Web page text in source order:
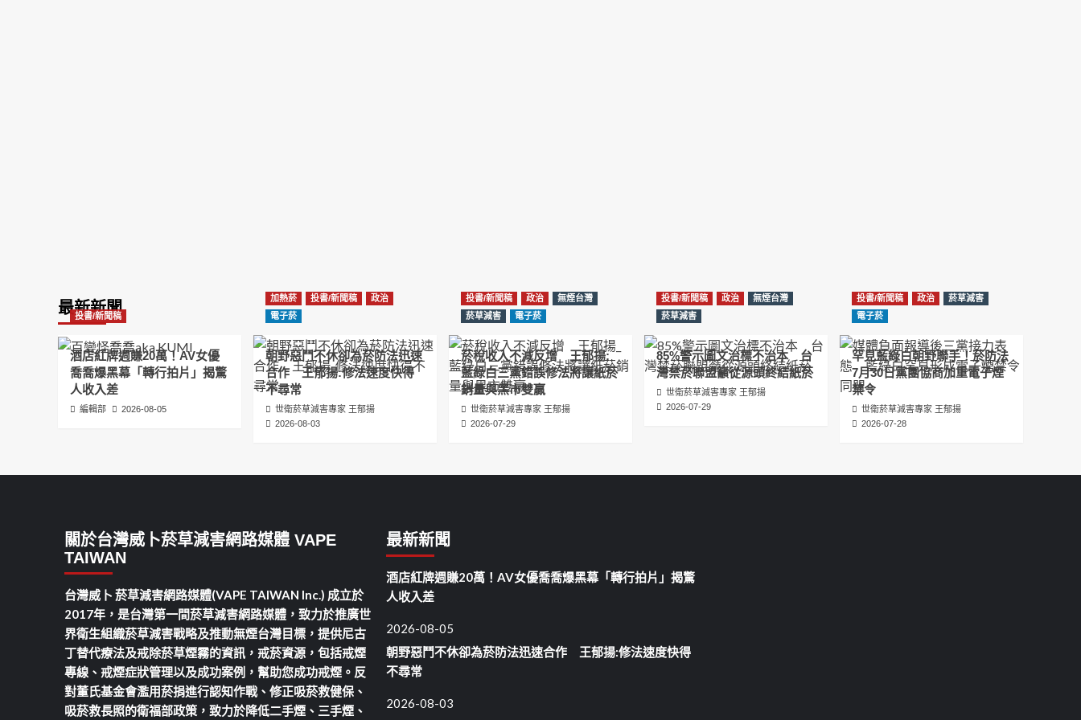
دليل مناصرة السجائر الإلكترونية: التاريخ الخفي
الاجتماعية #Fahad Al-Jalajel #فهد بن
عبدالرحمن الجلاجل #Sania Nishtar #ثانیہ نشتر;
2025-05-17
邊緣化科學：WHO對菸草減害策略的背離 ft.世
Information
最新新聞
投書/新聞稿
酒店紅牌週賺20萬！AV女優
喬喬爆黑幕「轉行拍片」揭驚
人收入差
編輯部 2026-08-05
加熱菸 投書/新聞稿
政治
電子菸
朝野惡鬥不休卻為菸防法迅速
合作 王郁揚:修法速度快得
不尋常
世衛菸草減害專家 王郁揚
2026-08-03
投書/新聞稿 政治
無煙台灣
菸草減害
電子菸
菸稅收入不減反增 王郁揚:
藍綠白三黨錯誤修法將讓紙菸
銷量與黑市雙贏
世衛菸草減害專家 王郁揚
2026-07-29
投書/新聞稿 政治
無煙台灣
菸草減害
85%警示圖文治標不治本 台
灣禁菸聯盟籲從源頭終結紙菸
世衛菸草減害專家 王郁揚
2026-07-29
投書/新聞稿 政治
菸草減害
電子菸
罕見藍綠白朝野聯手！菸防法
7月30日黨團協商加重電子煙
禁令
世衛菸草減害專家 王郁揚
2026-07-28
關於台灣威卜菸草減害網路媒體 VAPE
TAIWAN
台灣威卜 菸草減害網路媒體(VAPE TAIWAN Inc.) 成立於
2017年，是台灣第一間菸草減害網路媒體，致力於推廣世
界衛生組織菸草減害戰略及推動無煙台灣目標，提供尼古
丁替代療法及戒除菸草煙霧的資訊，戒菸資源，包括戒煙
專線、戒煙症狀管理以及成功案例，幫助您成功戒煙。反
對董氏基金會濫用菸捐進行認知作戰、修正吸菸救健保、
吸菸救長照的衛福部政策，致力於降低二手煙、三手煙、
最新新聞
酒店紅牌週賺20萬！AV女優喬喬爆黑幕「轉行拍片」揭驚
人收入差
2026-08-05
朝野惡鬥不休卻為菸防法迅速合作 王郁揚:修法速度快得
不尋常
2026-08-03